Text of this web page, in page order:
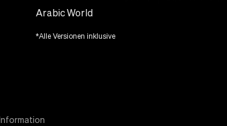
Arabic World
*Alle Versionen inklusive
Information